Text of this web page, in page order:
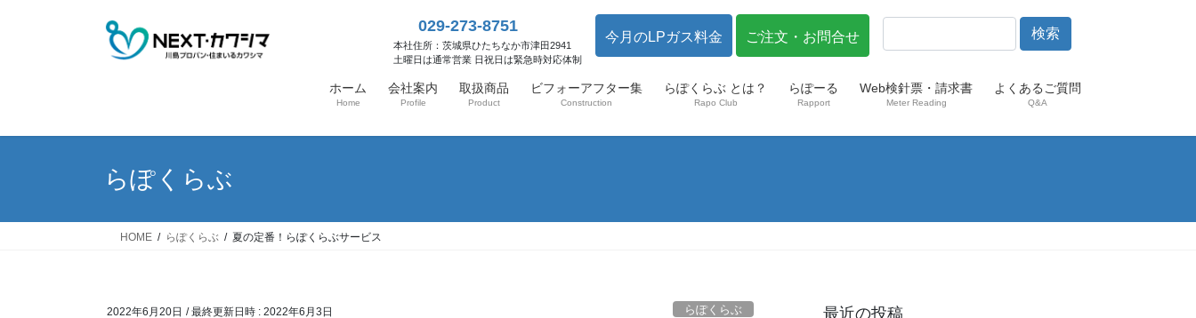
ス
ン
029-273-8751
本社住所：茨城県ひたちなか市津田2941
土曜日は通常営業 日祝日は緊急時対応体制
今月のLPガス料金 ご注文・お問合せ
ホーム
Home
会社案内
Profile
取扱商品
Product
ビフォーアフター集
Construction
らぽくらぶ とは？
Rapo Club
らぽーる
Rapport
Web検針票・請求書
Meter Reading
よくあるご質問
Q&A
らぽくらぶ
HOME らぽくらぶ 夏の定番！らぽくらぶサービス
2022年6月20日 / 最終更新日時 : 2022年6月3日 らぽくらぶ 最近の投稿